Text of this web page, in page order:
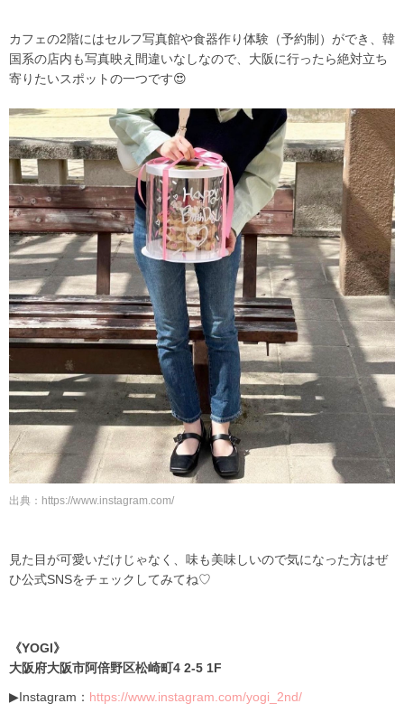
カフェの2階にはセルフ写真館や食器作り体験（予約制）ができ、韓
国系の店内も写真映え間違いなしなので、大阪に行ったら絶対立ち
寄りたいスポットの一つです😍
出典： https://www.instagram.com/
見た目が可愛いだけじゃなく、味も美味しいので気になった方はぜ
ひ公式SNSをチェックしてみてね♡
《YOGI》
大阪府大阪市阿倍野区松崎町4 2-5 1F
▶Instagram： https://www.instagram.com/yogi_2nd/